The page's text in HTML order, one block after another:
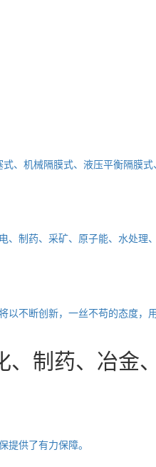
、机械隔膜式、液压平衡隔膜
、制药、采矿、原子能、水处理
以不断创新，一丝不苟的态度，
制药、冶金
供了有力保障。